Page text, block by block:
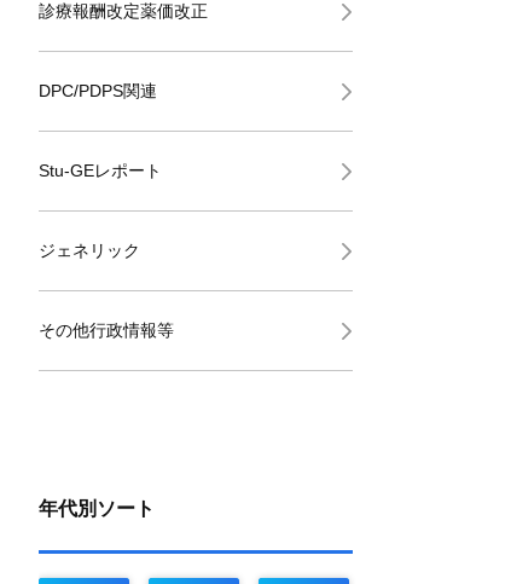
診療報酬改定薬価改正
DPC/PDPS関連
Stu-GEレポート
ジェネリック
その他行政情報等
年代別ソート